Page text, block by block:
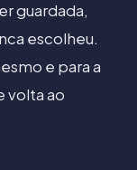
guardada,
escolheu.
e para a
volta ao